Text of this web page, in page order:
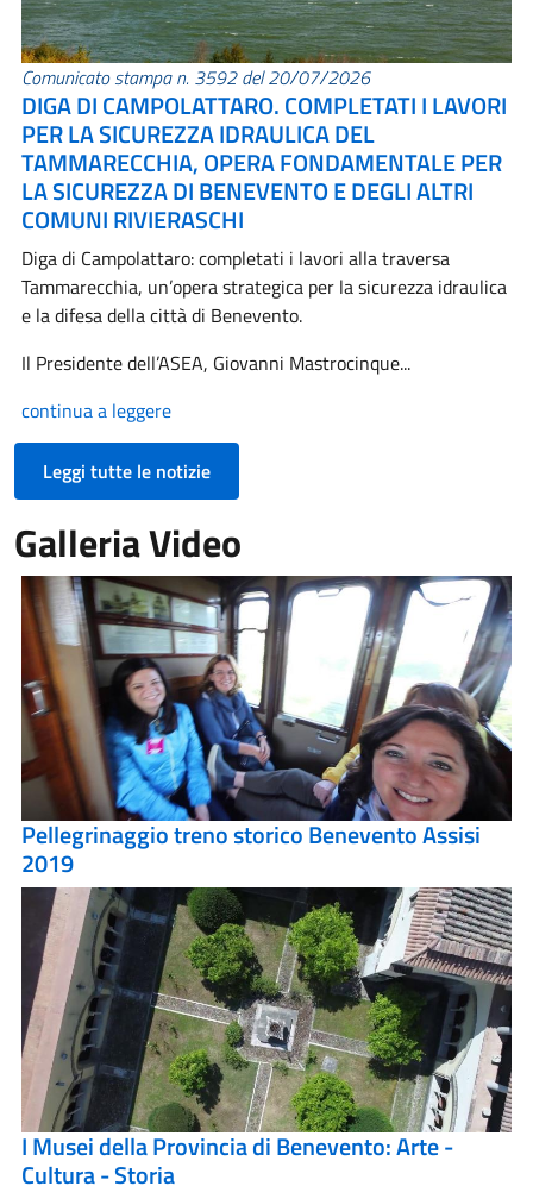
Comunicato stampa n. 3592 del 20/07/2026
DIGA DI CAMPOLATTARO. COMPLETATI I LAVORI
PER LA SICUREZZA IDRAULICA DEL
TAMMARECCHIA, OPERA FONDAMENTALE PER
LA SICUREZZA DI BENEVENTO E DEGLI ALTRI
COMUNI RIVIERASCHI
Diga di Campolattaro: completati i lavori alla traversa
Tammarecchia, un’opera strategica per la sicurezza idraulica
e la difesa della città di Benevento.
Il Presidente dell’ASEA, Giovanni Mastrocinque...
continua a leggere
Leggi tutte le notizie
Galleria Video
Pellegrinaggio treno storico Benevento Assisi
2019
I Musei della Provincia di Benevento: Arte -
Cultura - Storia